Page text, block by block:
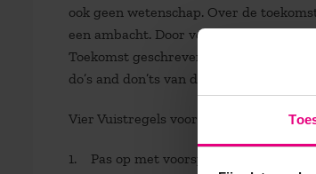
ook geen wetenschap. Over de
een ambacht. Door veel te oefenen
Toekomst geschreven. Dat is een
do’s and don’ts van de
Vier Vuistregels voor toekomstdenken:
1. Pas op met voorspellingen